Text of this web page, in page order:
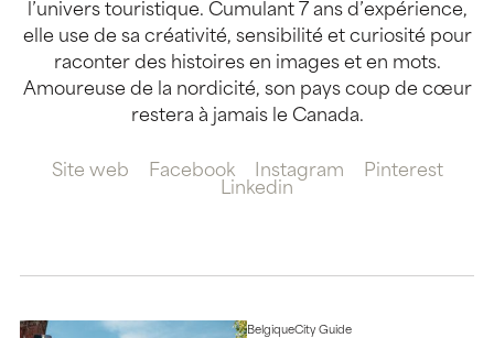
l’univers touristique. Cumulant 7 ans d’expérience,
elle use de sa créativité, sensibilité et curiosité pour
raconter des histoires en images et en mots.
Amoureuse de la nordicité, son pays coup de cœur
restera à jamais le Canada.
Site web Facebook Instagram
Pinterest
Linkedin
BelgiqueCity Guide